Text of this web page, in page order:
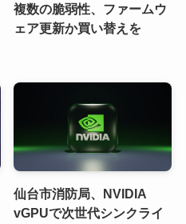
複数の脆弱性、ファームウ
ェア更新か買い替えを
仙台市消防局、NVIDIA
vGPUで次世代シンクライ